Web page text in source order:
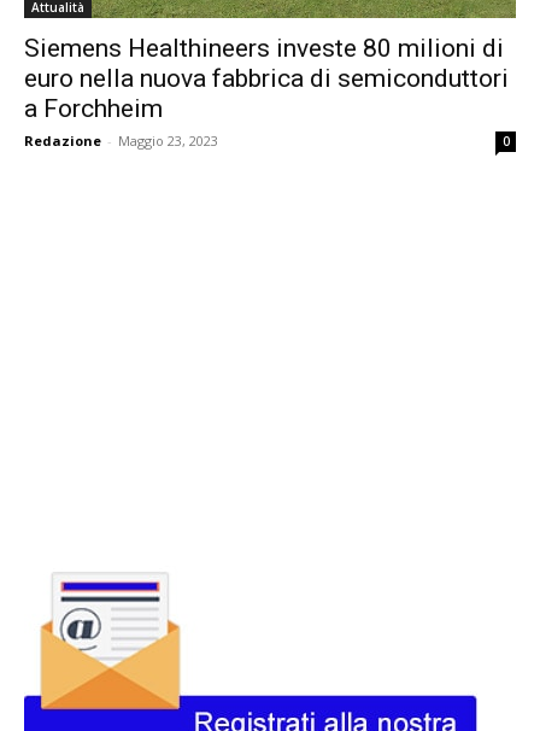
Attualità
Siemens Healthineers investe 80 milioni di
euro nella nuova fabbrica di semiconduttori
a Forchheim
Redazione - Maggio 23, 2023 0